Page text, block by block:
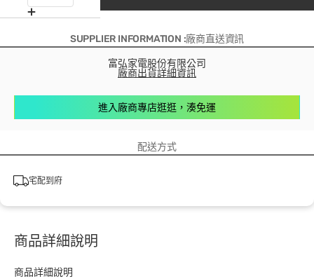
SUPPLIER INFORMATION :廠商直送資訊
富弘家電股份有限公司
廠商出貨詳細資訊
進入廠商專店逛逛，湊免運
配送方式
宅配到府
商品詳細說明
商品詳細說明